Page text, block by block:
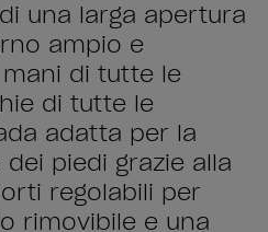
una larga apertura
ampio e
di tutte le
di tutte le
adatta per la
piedi grazie alla
regolabili per
rimovibile e una